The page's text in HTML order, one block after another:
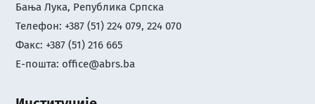
Бања Лука, Република Српска
Телефон: +387 (51) 224 079, 224 070
Факс: +387 (51) 216 665
Е-пошта: office@abrs.ba